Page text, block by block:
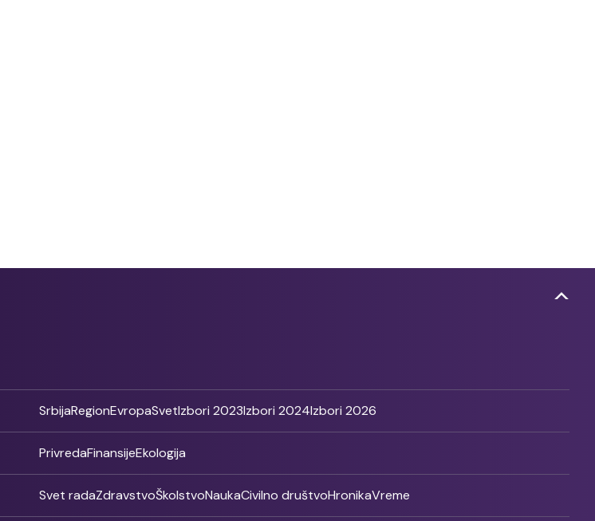
SrbijaRegionEvropaSvetIzbori 2023Izbori 2024Izbori 2026
PrivredaFinansijeEkologija
Svet radaZdravstvoŠkolstvoNaukaCivilno društvoHronikaVreme